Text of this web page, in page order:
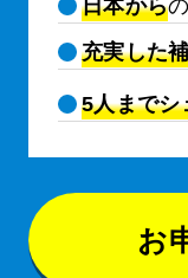
日本からの
充実した
5人までシ
お